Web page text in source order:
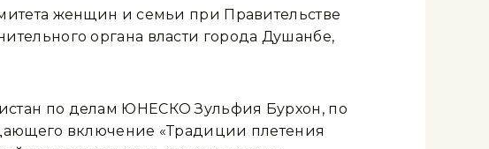
женщин и семьи при Правительстве
органа власти города Душанбе,
по делам ЮНЕСКО Зульфия Бурхон, по
включение «Традиции плетения